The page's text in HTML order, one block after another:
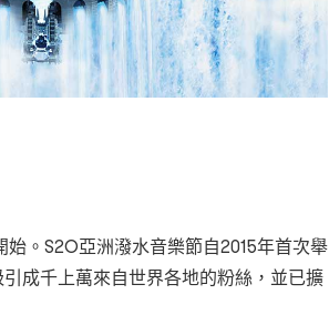
。S2O亞洲潑水音樂節自2015年首次舉
成千上萬來自世界各地的粉絲，並已擴